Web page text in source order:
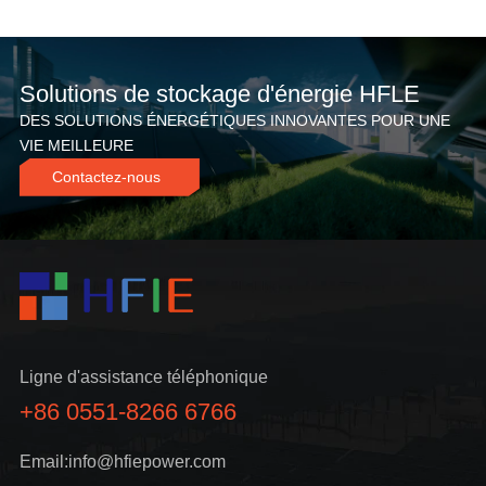
i
v
e
:
Solutions de stockage d'énergie HFLE
DES SOLUTIONS ÉNERGÉTIQUES INNOVANTES POUR UNE
VIE MEILLEURE
Contactez-nous
Ligne d'assistance téléphonique
+86 0551-8266 6766
Email:info@hfiepower.com